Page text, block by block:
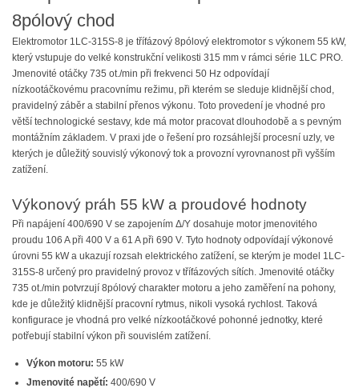
8pólový chod
Elektromotor 1LC-315S-8 je třífázový 8pólový elektromotor s výkonem 55 kW,
který vstupuje do velké konstrukční velikosti 315 mm v rámci série 1LC PRO.
Jmenovité otáčky 735 ot./min při frekvenci 50 Hz odpovídají
nízkootáčkovému pracovnímu režimu, při kterém se sleduje klidnější chod,
pravidelný záběr a stabilní přenos výkonu. Toto provedení je vhodné pro
větší technologické sestavy, kde má motor pracovat dlouhodobě a s pevným
montážním základem. V praxi jde o řešení pro rozsáhlejší procesní uzly, ve
kterých je důležitý souvislý výkonový tok a provozní vyrovnanost při vyšším
zatížení.
Výkonový práh 55 kW a proudové hodnoty
Při napájení 400/690 V se zapojením Δ/Y dosahuje motor jmenovitého
proudu 106 A při 400 V a 61 A při 690 V. Tyto hodnoty odpovídají výkonové
úrovni 55 kW a ukazují rozsah elektrického zatížení, se kterým je model 1LC-
315S-8 určený pro pravidelný provoz v třífázových sítích. Jmenovité otáčky
735 ot./min potvrzují 8pólový charakter motoru a jeho zaměření na pohony,
kde je důležitý klidnější pracovní rytmus, nikoli vysoká rychlost. Taková
konfigurace je vhodná pro velké nízkootáčkové pohonné jednotky, které
potřebují stabilní výkon při souvislém zatížení.
Výkon motoru: 55 kW
Jmenovité napětí: 400/690 V